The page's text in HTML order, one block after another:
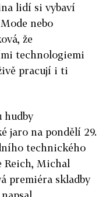
lidí si vybaví
nebo
že
technologiemi
pracují i ti
hudby
jaro na pondělí 29.
technického
Reich, Michal
premiéra skladby